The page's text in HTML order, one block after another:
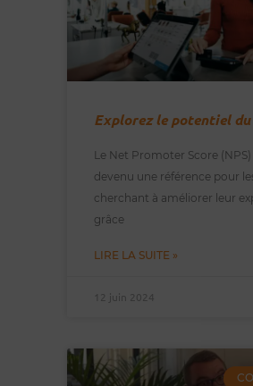
Explorez le potentiel
Le Net Promoter Score
devenu une référence pour
cherchant à améliorer leur
grâce
LIRE LA SUITE »
12 juin 2024